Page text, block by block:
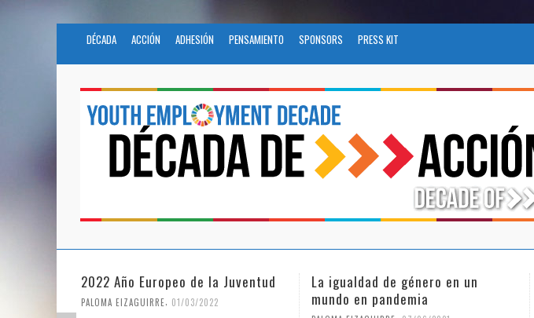
DÉCADA ACCIÓN ADHESIÓN PENSAMIENTO SPONSORS PRESS KIT
2022 Año Europeo de la Juventud
PALOMA EIZAGUIRRE 01/03/2022
La igualdad de género en un
mundo en pandemia